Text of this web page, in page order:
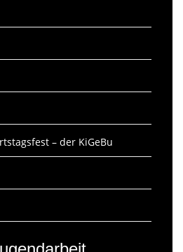
– der KiGeBu